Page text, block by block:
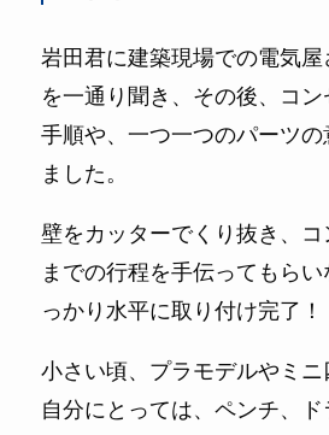
岩田君に建築現場での電気
を一通り聞き、その後、コ
手順や、一つ一つのパーツの
ました。
壁をカッターでくり抜き、
までの行程を手伝ってもら
っかり水平に取り付け完了！
小さい頃、プラモデルやミ
自分にとっては、ペンチ、